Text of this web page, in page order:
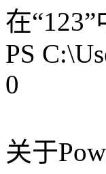
在
PS
0
关于